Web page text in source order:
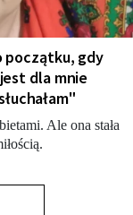
początku, gdy
dla mnie
Ale ona stała